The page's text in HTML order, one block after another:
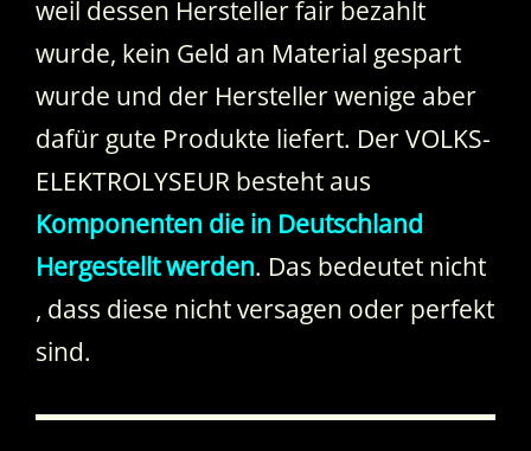
weil dessen Hersteller fair bezahlt
wurde, kein Geld an Material gespart
wurde und der Hersteller wenige aber
dafür gute Produkte liefert. Der VOLKS-
ELEKTROLYSEUR besteht aus
Komponenten die in Deutschland
Hergestellt werden. Das bedeutet nicht
, dass diese nicht versagen oder perfekt
sind.